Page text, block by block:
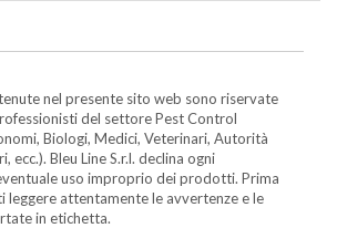
nel presente sito web sono riservate
del settore Pest Control
Biologi, Medici, Veterinari, Autorità
ecc.). Bleu Line S.r.l. declina ogni
uso improprio dei prodotti. Prima
leggere attentamente le avvertenze e le
in etichetta.